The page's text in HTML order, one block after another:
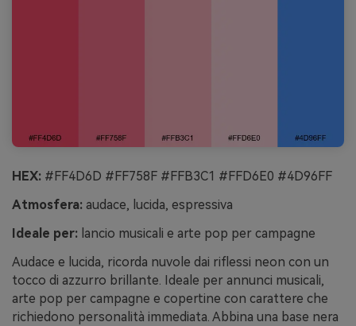
HEX: #FF4D6D #FF758F #FFB3C1 #FFD6E0 #4D96FF
Atmosfera: audace, lucida, espressiva
Ideale per: lancio musicali e arte pop per campagne
Audace e lucida, ricorda nuvole dai riflessi neon con un
tocco di azzurro brillante. Ideale per annunci musicali,
arte pop per campagne e copertine con carattere che
richiedono personalità immediata. Abbina una base nera